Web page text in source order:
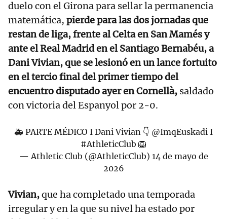
duelo con el Girona para sellar la permanencia
matemática, pierde para las dos jornadas que
restan de liga, frente al Celta en San Mamés y
ante el Real Madrid en el Santiago Bernabéu, a
Dani Vivian, que se lesionó en un lance fortuito
en el tercio final del primer tiempo del
encuentro disputado ayer en Cornellà, saldado
con victoria del Espanyol por 2-0.
🚑 PARTE MÉDICO I Dani Vivian 👇 @ImqEuskadi I
#AthleticClub 🦁
— Athletic Club (@AthleticClub) 14 de mayo de
2026
Vivian,que ha completado una temporada
irregular y en la que su nivel ha estado por